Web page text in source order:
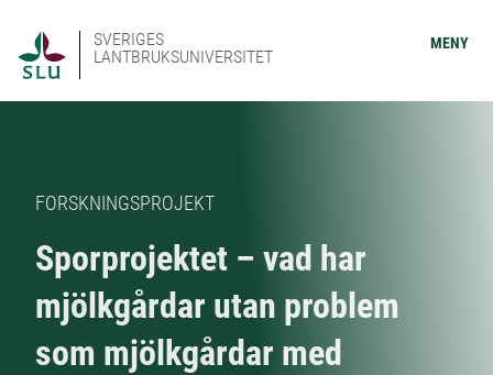
SVERIGES
LANTBRUKSUNIVERSITET
MENY
FORSKNINGSPROJEKT
Sporprojektet – vad har
mjölkgårdar utan problem
som mjölkgårdar med